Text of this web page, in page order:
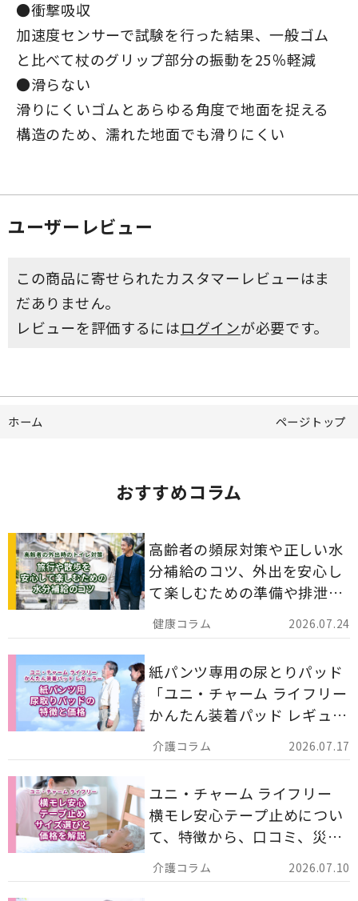
●衝撃吸収
加速度センサーで試験を行った結果、一般ゴム
と比べて杖のグリップ部分の振動を25％軽減
●滑らない
滑りにくいゴムとあらゆる角度で地面を捉える
構造のため、濡れた地面でも滑りにくい
ユーザーレビュー
この商品に寄せられたカスタマーレビューはま
だありません。
レビューを評価するにはログインが必要です。
ホーム ページトップ
おすすめコラム
2026.07.24
高齢者の頻尿対策や正しい水
分補給のコツ、外出を安心し
て楽しむための準備や排泄ケ
ア用品の選び方を解説しま
す。
2026.07.17
紙パンツ専用の尿とりパッド
「ユニ・チャーム ライフリー
かんたん装着パッド レギュラ
ー 計162枚」について解説し
ます。
2026.07.10
ユニ・チャーム ライフリー
横モレ安心テープ止めについ
て、特徴から、口コミ、災害
備蓄としての活用法まで分か
りやすく解説します。